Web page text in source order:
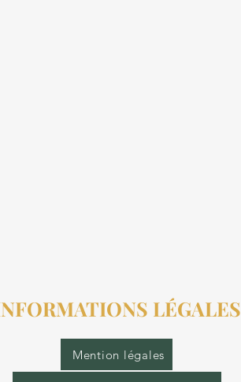
LÉGALES
Mention légales